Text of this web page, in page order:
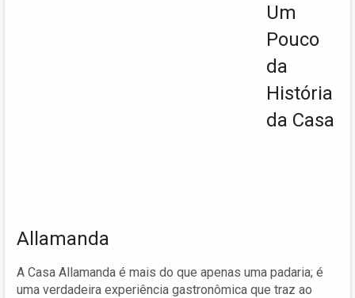
Um
Pouco
da
História
da Casa
Allamanda
A Casa Allamanda é mais do que apenas uma padaria; é
uma verdadeira experiência gastronômica que traz ao